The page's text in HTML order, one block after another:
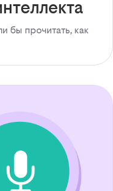
бы прочитать, как